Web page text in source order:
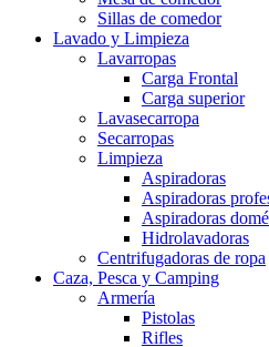
Sillas de comedor
Lavado y Limpieza
Lavarropas
Carga Frontal
Carga superior
Lavasecarropa
Secarropas
Limpieza
Aspiradoras
Aspiradoras
Aspiradoras
Hidrolavadoras
Centrifugadoras de ropa
Caza, Pesca y Camping
Armería
Pistolas
Rifles